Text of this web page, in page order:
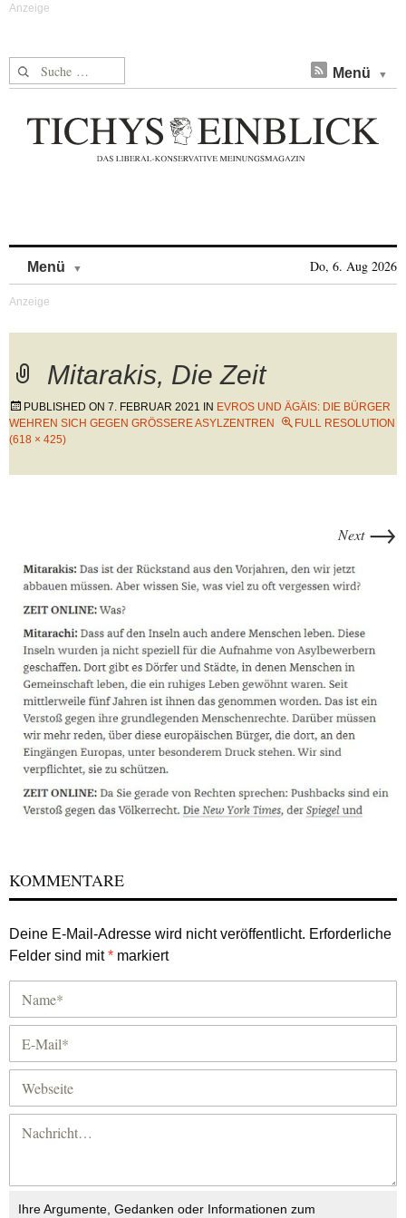
Suche nach: Menü
Menü Do, 6. Aug 2026
Mitarakis, Die Zeit
PUBLISHED ON 7. FEBRUAR 2021 IN EVROS UND ÄGÄIS: DIE BÜRGER
WEHREN SICH GEGEN GRÖSSERE ASYLZENTREN
FULL RESOLUTION
(618 × 425)
Next →
KOMMENTARE
Deine E-Mail-Adresse wird nicht veröffentlicht. Erforderliche
Felder sind mit* markiert
Ihre Argumente, Gedanken oder Informationen zum